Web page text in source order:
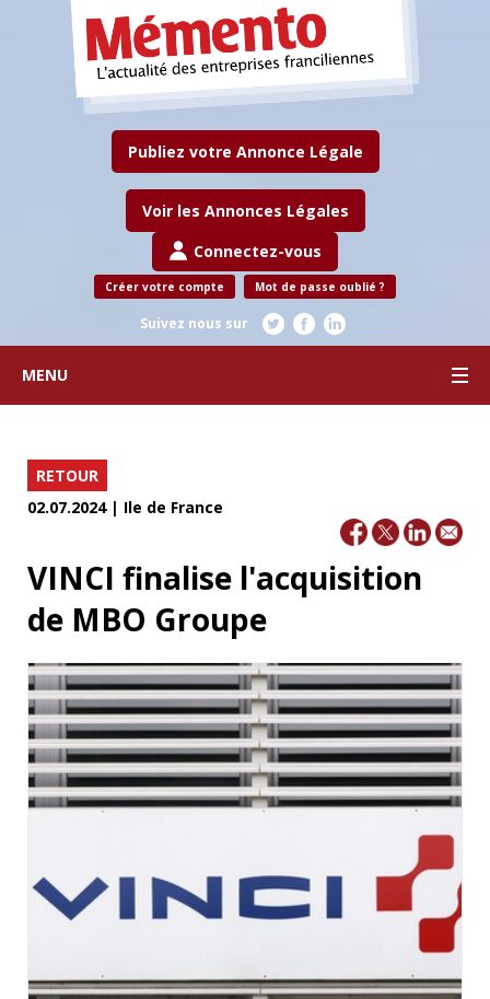
Publiez votre Annonce Légale
Voir les Annonces Légales
Connectez-vous
Créer votre compte Mot de passe oublié ?
Suivez nous sur
MENU
RETOUR
02.07.2024 | Ile de France
VINCI finalise l'acquisition
de MBO Groupe